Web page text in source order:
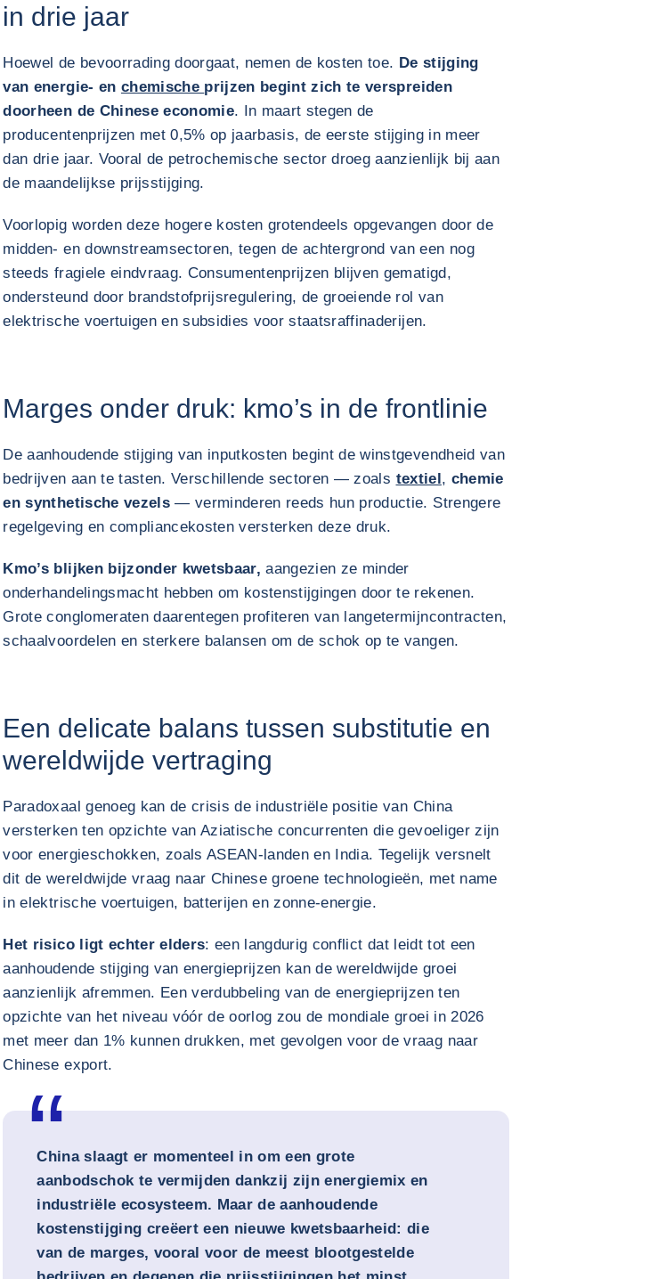
in drie jaar
Hoewel de bevoorrading doorgaat, nemen de kosten toe. De stijging
van energie- en chemische prijzen begint zich te verspreiden
doorheen de Chinese economie. In maart stegen de
producentenprijzen met 0,5% op jaarbasis, de eerste stijging in meer
dan drie jaar. Vooral de petrochemische sector droeg aanzienlijk bij aan
de maandelijkse prijsstijging.
Voorlopig worden deze hogere kosten grotendeels opgevangen door de
midden- en downstreamsectoren, tegen de achtergrond van een nog
steeds fragiele eindvraag. Consumentenprijzen blijven gematigd,
ondersteund door brandstofprijsregulering, de groeiende rol van
elektrische voertuigen en subsidies voor staatsraffinaderijen.
Marges onder druk: kmo’s in de frontlinie
De aanhoudende stijging van inputkosten begint de winstgevendheid van
bedrijven aan te tasten. Verschillende sectoren — zoals textiel, chemie
en synthetische vezels— verminderen reeds hun productie. Strengere
regelgeving en compliancekosten versterken deze druk.
Kmo’s blijken bijzonder kwetsbaar, aangezien ze minder
onderhandelingsmacht hebben om kostenstijgingen door te rekenen.
Grote conglomeraten daarentegen profiteren van langetermijncontracten,
schaalvoordelen en sterkere balansen om de schok op te vangen.
Een delicate balans tussen substitutie en
wereldwijde vertraging
Paradoxaal genoeg kan de crisis de industriële positie van China
versterken ten opzichte van Aziatische concurrenten die gevoeliger zijn
voor energieschokken, zoals ASEAN-landen en India. Tegelijk versnelt
dit de wereldwijde vraag naar Chinese groene technologieën, met name
in elektrische voertuigen, batterijen en zonne-energie.
Het risico ligt echter elders: een langdurig conflict dat leidt tot een
aanhoudende stijging van energieprijzen kan de wereldwijde groei
aanzienlijk afremmen. Een verdubbeling van de energieprijzen ten
opzichte van het niveau vóór de oorlog zou de mondiale groei in 2026
met meer dan 1% kunnen drukken, met gevolgen voor de vraag naar
Chinese export.
China slaagt er momenteel in om een grote
aanbodschok te vermijden dankzij zijn energiemix en
industriële ecosysteem. Maar de aanhoudende
kostenstijging creëert een nieuwe kwetsbaarheid: die
van de marges, vooral voor de meest blootgestelde